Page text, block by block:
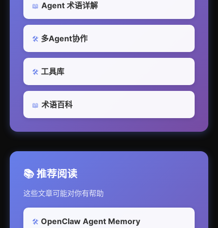
📖 Agent 术语详解
🛠️ 多Agent协作
🛠️ 工具库
📖 术语百科
📚 推荐阅读
这些文章可能对你有帮助
🛠️ OpenClaw Agent Memory